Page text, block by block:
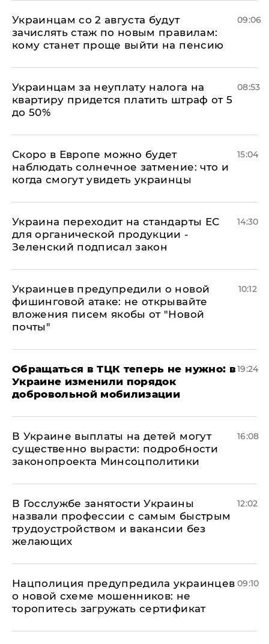
Украинцам со 2 августа будут
зачислять стаж по новым правилам:
кому станет проще выйти на пенсию
09:06
Украинцам за неуплату налога на
квартиру придется платить штраф от 5
до 50%
08:53
Скоро в Европе можно будет
наблюдать солнечное затмение: что и
когда смогут увидеть украинцы
15:04
Украина переходит на стандарты ЕС
для органической продукции -
Зеленский подписал закон
14:30
Украинцев предупредили о новой
фишинговой атаке: не открывайте
вложения писем якобы от "Новой
почты"
10:12
Обращаться в ТЦК теперь не нужно: в
Украине изменили порядок
добровольной мобилизации
19:24
В Украине выплаты на детей могут
существенно вырасти: подробности
законопроекта Минсоцполитики
16:08
В Госслужбе занятости Украины
назвали профессии с самым быстрым
трудоустройством и вакансии без
желающих
12:02
Нацполиция предупредила украинцев
о новой схеме мошенников: не
торопитесь загружать сертификат
09:10